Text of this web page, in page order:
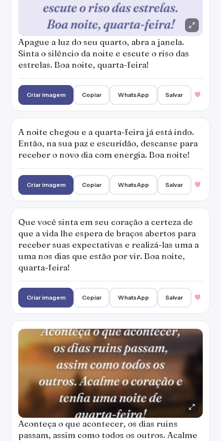
Apague a luz do seu quarto, abra a janela.
Sinta o silêncio da noite e escute o riso das
estrelas. Boa noite, quarta-feira!
Criar imagem Copiar WhatsApp Salvar
A noite chegou e a quarta-feira já está indo.
Então, na sua paz e escuridão, descanse para
receber o novo dia com energia. Boa noite!
Criar imagem Copiar WhatsApp Salvar
Que você sinta em seu coração a certeza de
que a vida lhe espera de braços abertos para
receber suas expectativas e realizá-las uma a
uma nos dias que estão por vir. Boa noite,
quarta-feira!
Criar imagem Copiar WhatsApp Salvar
Aconteça o que acontecer, os dias ruins
passam, assim como todos os outros. Acalme